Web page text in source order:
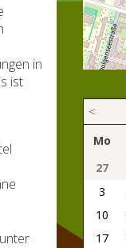
in
ist
<
Mo
27
3
10
17